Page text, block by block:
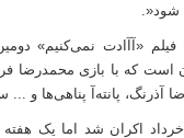
شود.»
فیلم «آآادت نمی‌کنیم»
است که با بازی محمدرضا
آذرنگ، پانته‌آ پناهی‌ها و
این فیلم روز 12 خرداد اکران شد اما